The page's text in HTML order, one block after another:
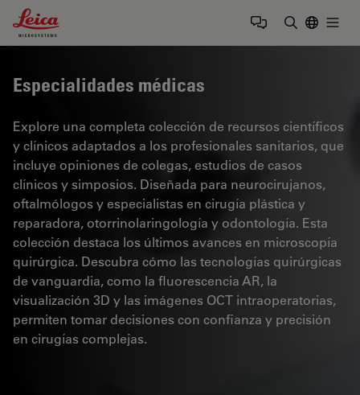
Leica Microsystems Logo
Especialidades médicas
Explore una completa colección de recursos científicos
y clínicos adaptados a los profesionales sanitarios, que
incluye opiniones de colegas, estudios de casos
clínicos y simposios. Diseñada para neurocirujanos,
oftalmólogos y especialistas en cirugía plástica y
reparadora, otorrinolaringología y odontología. Esta
colección destaca los últimos avances en microscopía
quirúrgica. Descubra cómo las tecnologías quirúrgicas
de vanguardia, como la fluorescencia AR, la
visualización 3D y las imágenes OCT intraoperatorias,
permiten tomar decisiones con confianza y precisión
en cirugías complejas.